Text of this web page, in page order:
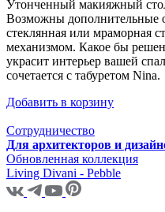
Утонченный макияжный
Возможны
стеклянная или мраморная
механизмом. Какое бы
украсит интерьер вашей
сочетается с табуретом Nina.
Добавить в корзину
Сотрудничество
Для архитекторов и
Обновленная коллекция
Living Divani - Pebble